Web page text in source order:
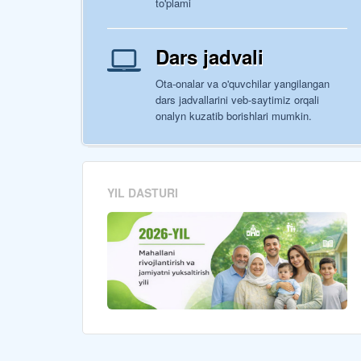
Dars jadvali
Ota-onalar va o'quvchilar yangilangan
dars jadvallarini veb-saytimiz orqali
onalyn kuzatib borishlari mumkin.
YIL DASTURI